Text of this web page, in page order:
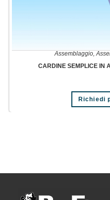
Assemblaggio,
CARDINE SEMPLICE IN
Richiedi